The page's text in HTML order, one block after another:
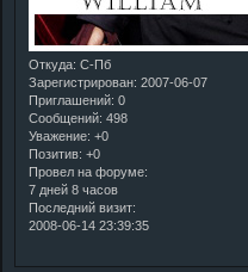
Откуда: С-Пб
Зарегистрирован: 2007-06-07
Приглашений: 0
Сообщений: 498
Уважение: +0
Позитив: +0
Провел на форуме:
7 дней 8 часов
Последний визит:
2008-06-14 23:39:35